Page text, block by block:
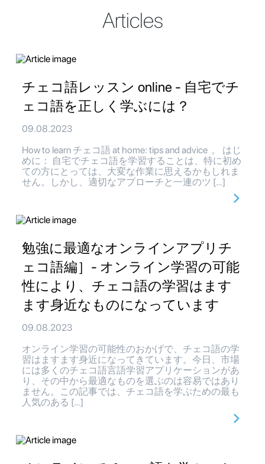
Articles
チェコ語レッスン online - 自宅でチ
ェコ語を正しく学ぶには？
09.08.2023
How to learn チェコ語 at home: tips and advice 。 はじ
めに： 自宅でチェコ語を学習することは、特に初め
ての方にとっては、大変な作業に思えるかもしれま
せん。しかし、適切なアプローチと一連のツ […]
勉強に最適なオンラインアプリチ
ェコ語編］- オンライン学習の可能
性により、チェコ語の学習はます
ます身近なものになっています
09.08.2023
オンライン学習の可能性のおかげで、チェコ語の学
習はますます身近になってきています。今日、市場
には多くのチェコ語言語学習アプリケーションがあ
り、その中から最適なものを選ぶのは容易ではあり
ません。この記事では、チェコ語を学ぶための最も
人気のある […]